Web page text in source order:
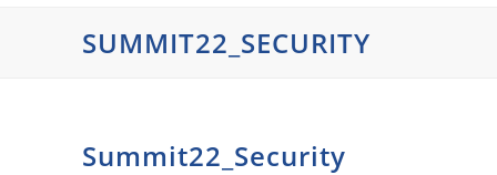
SUMMIT22_SECURITY
Summit22_Security